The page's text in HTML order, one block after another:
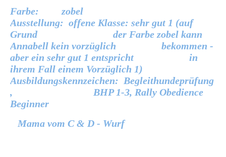
Farbe: zobel
Ausstellung: offene Klasse: sehr gut 1 (auf
Grund der Farbe zobel kann
Annabell kein vorzüglich bekommen -
aber ein sehr gut 1 entspricht in
ihrem Fall einem Vorzüglich 1)
Ausbildungskennzeichen: Begleithundeprüfung
, BHP 1-3, Rally Obedience
Beginner
Mama vom C & D - Wurf